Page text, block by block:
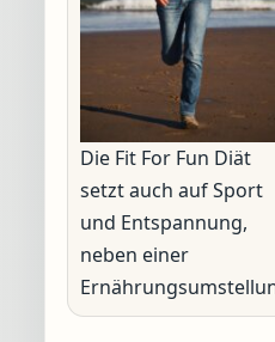
Die Fit For Fun Diät
setzt auch auf Sport
und Entspannung,
neben einer